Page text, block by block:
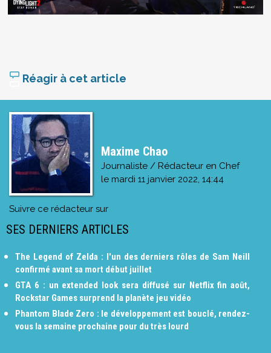
Réagir à cet article
Maxime Chao
Journaliste / Rédacteur en Chef
le mardi 11 janvier 2022, 14:44
Suivre ce rédacteur sur
SES DERNIERS ARTICLES
The Legend of Zelda : l'un des derniers rôles de Sam Neill
confirmé avant sa mort début juillet
GTA 6 : un extended look sera diffusé sur Netflix fin août,
Rockstar Games surprend la planète jeu vidéo
Phantom Blade Zero : le développement est bouclé, rendez-
vous la semaine prochaine pour du très lourd